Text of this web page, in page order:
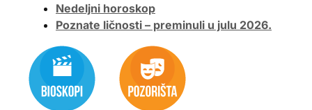
Nedeljni horoskop
Poznate ličnosti – preminuli u julu 2026.